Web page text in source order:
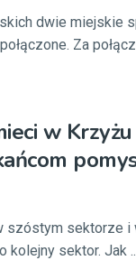
dwie miejskie
Za
w
szóstym sektorze i
kolejny sektor. Jak